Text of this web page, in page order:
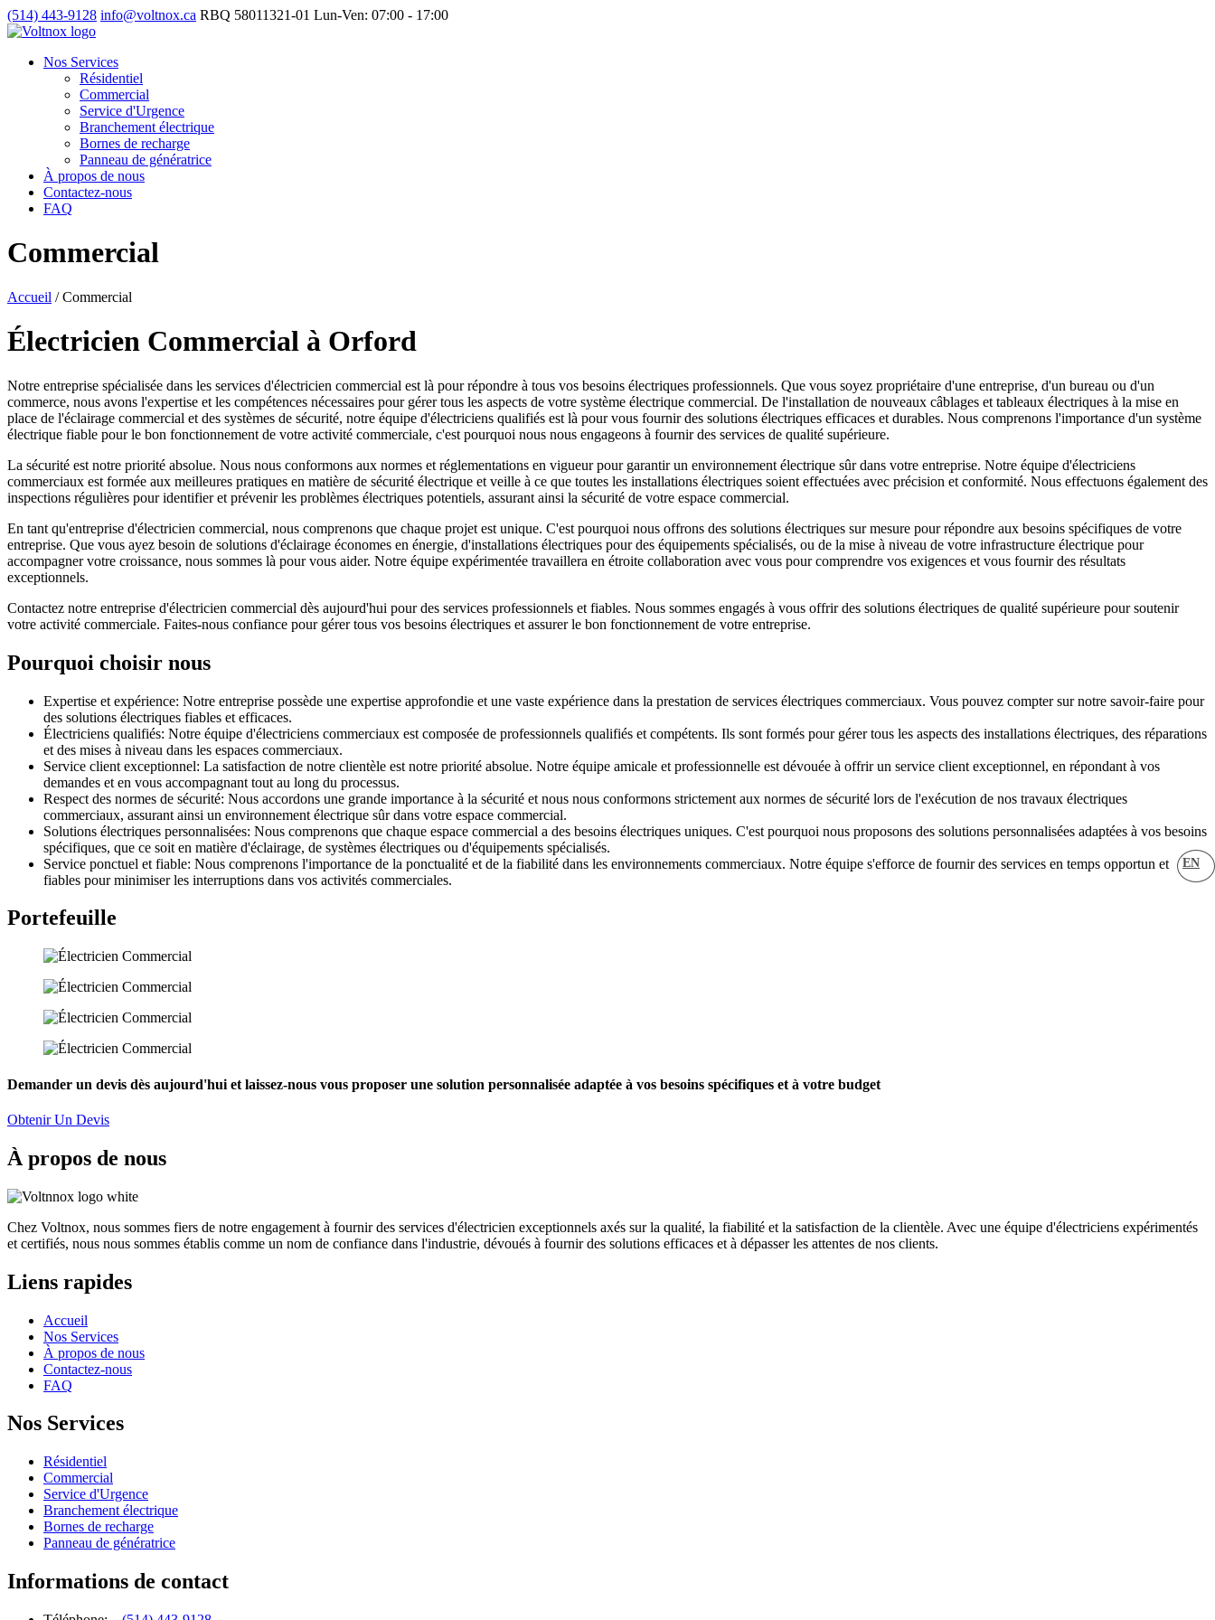
(514) 443-9128 info@voltnox.ca RBQ 58011321-01 Lun-Ven: 07:00 - 17:00
Nos Services
Résidentiel
Commercial
Service d'Urgence
Branchement électrique
Bornes de recharge
Panneau de génératrice
À propos de nous
Contactez-nous
FAQ
EN
Commercial
Accueil / Commercial
Électricien Commercial à Orford
Notre entreprise spécialisée dans les services d'électricien commercial est là pour répondre à tous vos besoins électriques professionnels. Que vous soyez propriétaire d'une entreprise, d'un bureau ou d'un
commerce, nous avons l'expertise et les compétences nécessaires pour gérer tous les aspects de votre système électrique commercial. De l'installation de nouveaux câblages et tableaux électriques à la mise en
place de l'éclairage commercial et des systèmes de sécurité, notre équipe d'électriciens qualifiés est là pour vous fournir des solutions électriques efficaces et durables. Nous comprenons l'importance d'un système
électrique fiable pour le bon fonctionnement de votre activité commerciale, c'est pourquoi nous nous engageons à fournir des services de qualité supérieure.
La sécurité est notre priorité absolue. Nous nous conformons aux normes et réglementations en vigueur pour garantir un environnement électrique sûr dans votre entreprise. Notre équipe d'électriciens
commerciaux est formée aux meilleures pratiques en matière de sécurité électrique et veille à ce que toutes les installations électriques soient effectuées avec précision et conformité. Nous effectuons également des
inspections régulières pour identifier et prévenir les problèmes électriques potentiels, assurant ainsi la sécurité de votre espace commercial.
En tant qu'entreprise d'électricien commercial, nous comprenons que chaque projet est unique. C'est pourquoi nous offrons des solutions électriques sur mesure pour répondre aux besoins spécifiques de votre
entreprise. Que vous ayez besoin de solutions d'éclairage économes en énergie, d'installations électriques pour des équipements spécialisés, ou de la mise à niveau de votre infrastructure électrique pour
accompagner votre croissance, nous sommes là pour vous aider. Notre équipe expérimentée travaillera en étroite collaboration avec vous pour comprendre vos exigences et vous fournir des résultats
exceptionnels.
Contactez notre entreprise d'électricien commercial dès aujourd'hui pour des services professionnels et fiables. Nous sommes engagés à vous offrir des solutions électriques de qualité supérieure pour soutenir
votre activité commerciale. Faites-nous confiance pour gérer tous vos besoins électriques et assurer le bon fonctionnement de votre entreprise.
Pourquoi choisir nous
Expertise et expérience: Notre entreprise possède une expertise approfondie et une vaste expérience dans la prestation de services électriques commerciaux. Vous pouvez compter sur notre savoir-faire pour
des solutions électriques fiables et efficaces.
Électriciens qualifiés: Notre équipe d'électriciens commerciaux est composée de professionnels qualifiés et compétents. Ils sont formés pour gérer tous les aspects des installations électriques, des réparations
et des mises à niveau dans les espaces commerciaux.
Service client exceptionnel: La satisfaction de notre clientèle est notre priorité absolue. Notre équipe amicale et professionnelle est dévouée à offrir un service client exceptionnel, en répondant à vos
demandes et en vous accompagnant tout au long du processus.
Respect des normes de sécurité: Nous accordons une grande importance à la sécurité et nous nous conformons strictement aux normes de sécurité lors de l'exécution de nos travaux électriques
commerciaux, assurant ainsi un environnement électrique sûr dans votre espace commercial.
Solutions électriques personnalisées: Nous comprenons que chaque espace commercial a des besoins électriques uniques. C'est pourquoi nous proposons des solutions personnalisées adaptées à vos besoins
spécifiques, que ce soit en matière d'éclairage, de systèmes électriques ou d'équipements spécialisés.
Service ponctuel et fiable: Nous comprenons l'importance de la ponctualité et de la fiabilité dans les environnements commerciaux. Notre équipe s'efforce de fournir des services en temps opportun et
fiables pour minimiser les interruptions dans vos activités commerciales.
Portefeuille
Demander un devis dès aujourd'hui et laissez-nous vous proposer une solution personnalisée adaptée à vos besoins spécifiques et à votre budget
Obtenir Un Devis
À propos de nous
Chez Voltnox, nous sommes fiers de notre engagement à fournir des services d'électricien exceptionnels axés sur la qualité, la fiabilité et la satisfaction de la clientèle. Avec une équipe d'électriciens expérimentés
et certifiés, nous nous sommes établis comme un nom de confiance dans l'industrie, dévoués à fournir des solutions efficaces et à dépasser les attentes de nos clients.
Liens rapides
Accueil
Nos Services
À propos de nous
Contactez-nous
FAQ
Nos Services
Résidentiel
Commercial
Service d'Urgence
Branchement électrique
Bornes de recharge
Panneau de génératrice
Informations de contact